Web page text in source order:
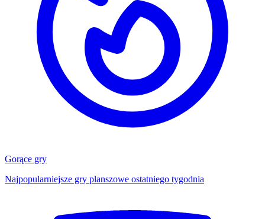
Gorące gry
Najpopularniejsze gry planszowe ostatniego tygodnia